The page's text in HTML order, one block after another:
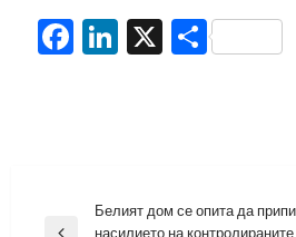
Facebook
LinkedIn
X Share
Навигация
Белият дом се опита да
насилието на контролираните